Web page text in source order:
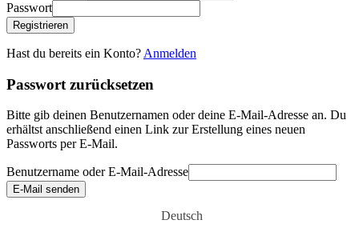
Passwort
Registrieren
Hast du bereits ein Konto? Anmelden
Passwort zurücksetzen
Bitte gib deinen Benutzernamen oder deine E-Mail-Adresse an. Du
erhältst anschließend einen Link zur Erstellung eines neuen
Passworts per E-Mail.
Benutzername oder E-Mail-Adresse
E-Mail senden
Deutsch